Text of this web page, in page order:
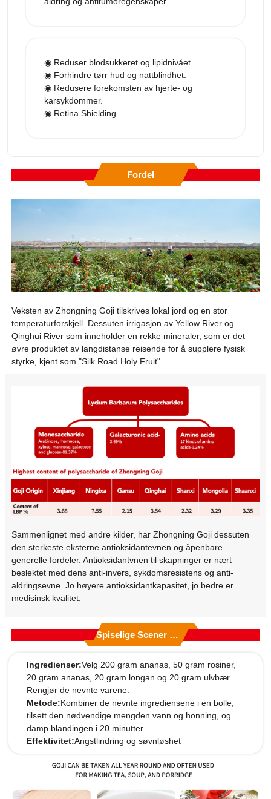
◉ Reduser blodsukkeret og lipidnivået.
◉ Forhindre tørr hud og nattblindhet.
◉ Redusere forekomsten av hjerte- og
karsykdommer.
◉ Retina Shielding.
Fordel
Veksten av Zhongning Goji tilskrives lokal jord og en stor
temperaturforskjell. Dessuten irrigasjon av Yellow River og
Qinghui River som inneholder en rekke mineraler, som er det
øvre produktet av langdistanse reisende for å supplere fysisk
styrke, kjent som "Silk Road Holy Fruit".
Sammenlignet med andre kilder, har Zhongning Goji dessuten
den sterkeste eksterne antioksidantevnen og åpenbare
generelle fordeler. Antioksidantvnen til skapninger er nært
beslektet med dens anti-invers, sykdomsresistens og anti-
aldringsevne. Jo høyere antioksidantkapasitet, jo bedre er
medisinsk kvalitet.
Spiselige Scener Og Produksjonsmetoder
Ingredienser:Velg 200 gram ananas, 50 gram rosiner,
20 gram ananas, 20 gram longan og 20 gram ulvbær.
Rengjør de nevnte varene.
Metode:Kombiner de nevnte ingrediensene i en bolle,
tilsett den nødvendige mengden vann og honning, og
damp blandingen i 20 minutter.
Effektivitet:Angstlindring og søvnløshet